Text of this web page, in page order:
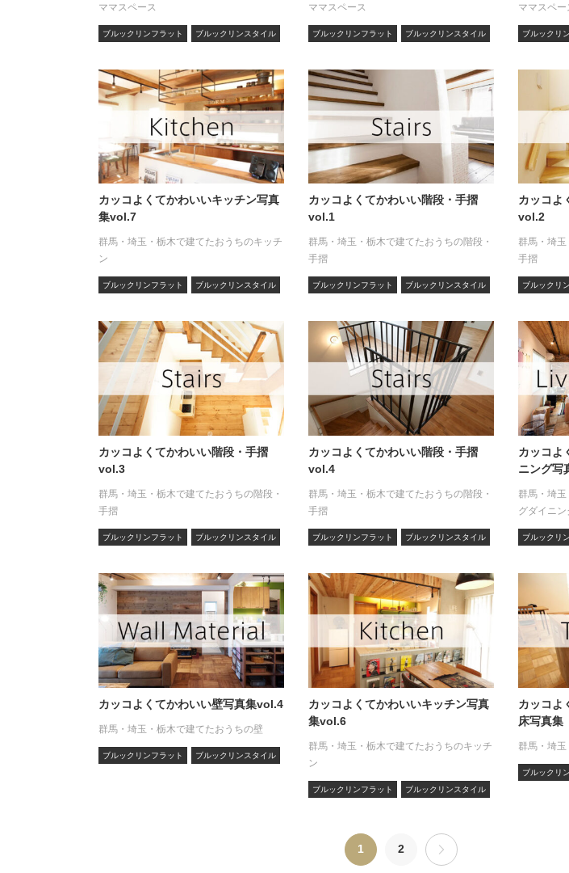
ママスペース
ブルックリンフラット ブルックリンスタイル
ママスペース
ブルックリンフラット ブルックリンスタイル
ママスペー
ブルックリ
カッコよくてかわいいキッチン写真
集vol.7
群馬・埼玉・栃木で建てたおうちのキッチ
ン
ブルックリンフラット ブルックリンスタイル
カッコよくてかわいい階段・手摺
vol.1
群馬・埼玉・栃木で建てたおうちの階段・
手摺
ブルックリンフラット ブルックリンスタイル
カッコよ
vol.2
群馬・埼玉
手摺
ブルックリ
カッコよくてかわいい階段・手摺
vol.3
群馬・埼玉・栃木で建てたおうちの階段・
手摺
ブルックリンフラット ブルックリンスタイル
カッコよくてかわいい階段・手摺
vol.4
群馬・埼玉・栃木で建てたおうちの階段・
手摺
ブルックリンフラット ブルックリンスタイル
カッコよ
ニング写
群馬・埼
グダイニン
ブルックリ
カッコよくてかわいい壁写真集vol.4
群馬・埼玉・栃木で建てたおうちの壁
ブルックリンフラット ブルックリンスタイル
カッコよくてかわいいキッチン写真
集vol.6
群馬・埼玉・栃木で建てたおうちのキッチ
ン
ブルックリンフラット ブルックリンスタイル
カッコよ
床写真集
群馬・埼
ブルックリ
1 2